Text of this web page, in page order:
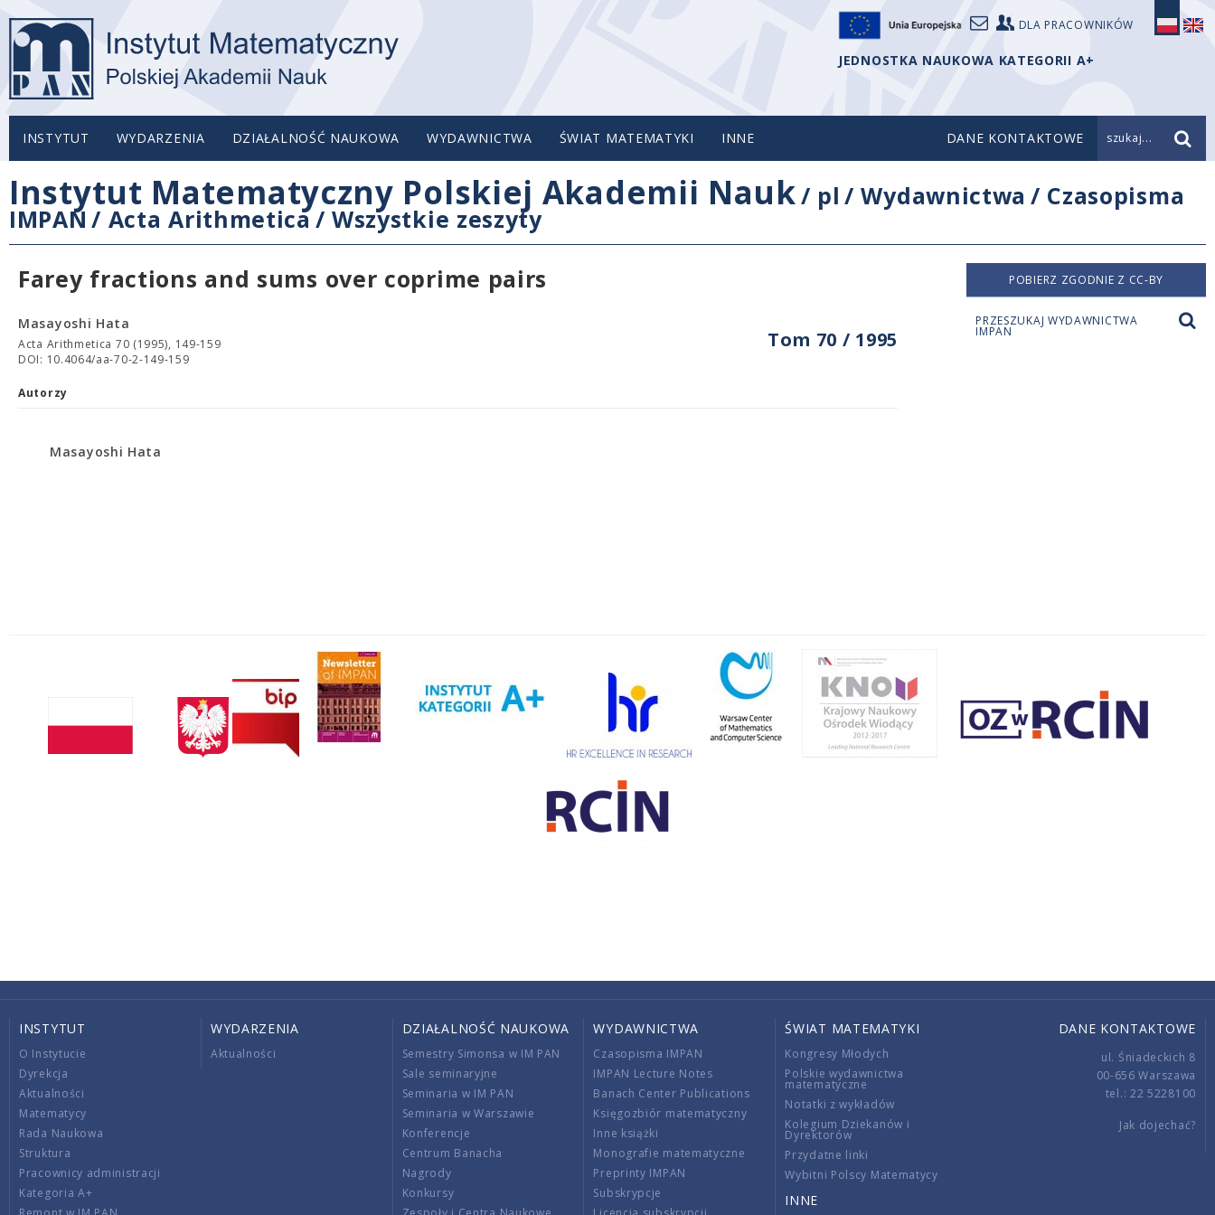
DLA PRACOWNIKÓW
JEDNOSTKA NAUKOWA KATEGORII A+
INSTYTUT WYDARZENIA DZIAŁALNOŚĆ NAUKOWA WYDAWNICTWA ŚWIAT MATEMATYKI INNE DANE KONTAKTOWE szukaj...
Instytut Matematyczny Polskiej Akademii Nauk/ pl /Wydawnictwa / Czasopisma
IMPAN / Acta Arithmetica/ Wszystkie zeszyty
Farey fractions and sums over coprime pairs
Tom 70 / 1995
Masayoshi Hata
Acta Arithmetica 70 (1995), 149-159
DOI: 10.4064/aa-70-2-149-159
Autorzy
Masayoshi Hata
POBIERZ ZGODNIE Z CC-BY
PRZESZUKAJ WYDAWNICTWA
IMPAN
INSTYTUT
O Instytucie
Dyrekcja
Aktualności
Matematycy
Rada Naukowa
Struktura
Pracownicy administracji
Kategoria A+
WYDARZENIA
Aktualności
DZIAŁALNOŚĆ NAUKOWA
Semestry Simonsa w IM PAN
Sale seminaryjne
Seminaria w IM PAN
Seminaria w Warszawie
Konferencje
Centrum Banacha
Nagrody
Konkursy
WYDAWNICTWA
Czasopisma IMPAN
IMPAN Lecture Notes
Banach Center Publications
Księgozbiór matematyczny
Inne książki
Monografie matematyczne
Preprinty IMPAN
Subskrypcje
ŚWIAT MATEMATYKI
Kongresy Młodych
Polskie wydawnictwa
matematyczne
Notatki z wykładów
Kolegium Dziekanów i
Dyrektorów
Przydatne linki
Wybitni Polscy Matematycy
INNE
DANE KONTAKTOWE
ul. Śniadeckich 8
00-656 Warszawa
tel.: 22 5228100
Jak dojechać?